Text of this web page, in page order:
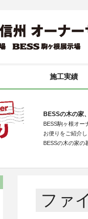
施工実績
BESSの木の家
BESS駒ヶ根オー
お便りをご紹介
BESSの木の家の
ファ